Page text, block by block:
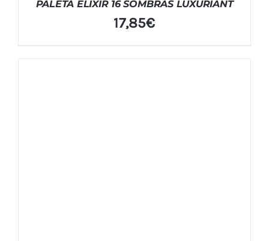
PALETA ELIXIR 16 SOMBRAS LUXURIANT
17,85€